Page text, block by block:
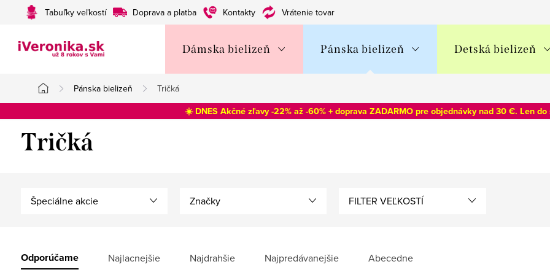
Tabuľky veľkostí Doprava a platba Kontakty Vrátenie tovaru
Dámska bielizeň Pánska bielizeň Detská bielizeň
Domov
Pánska bielizeň Tričká
☀️ DNES Akčné zľavy -22% až -60% + doprava ZADARMO pre objednávky nad 30 €. Len do
Tričká
Špeciálne akcie Značky FILTER VEĽKOSTÍ
ý
R
Odporúčame Najlacnejšie Najdrahšie Najpredávanejšie Abecedne